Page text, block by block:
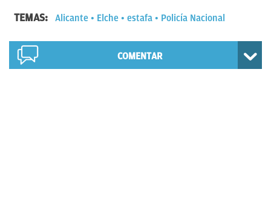
TEMAS: Alicante Elche estafa Policía Nacional
COMENTAR